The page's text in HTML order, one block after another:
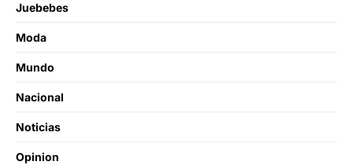
Juebebes
Moda
Mundo
Nacional
Noticias
Opinion